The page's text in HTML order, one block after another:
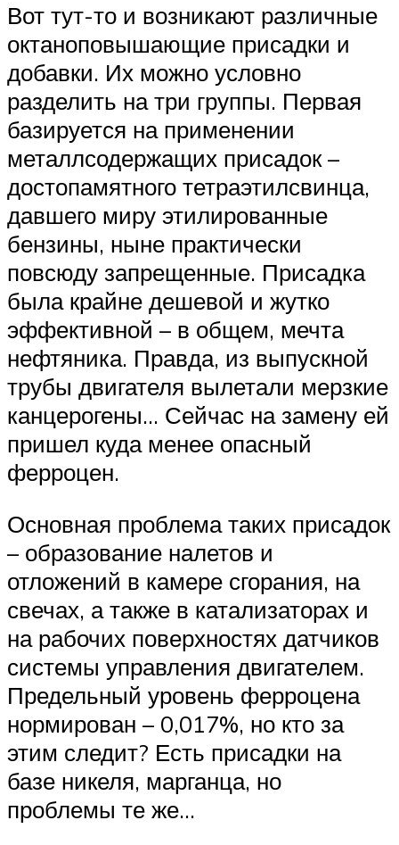
Вот тут-то и возникают различные
октаноповышающие присадки и
добавки. Их можно условно
разделить на три группы. Первая
базируется на применении
металлсодержащих присадок –
достопамятного тетраэтилсвинца,
давшего миру этилированные
бензины, ныне практически
повсюду запрещенные. Присадка
была крайне дешевой и жутко
эффективной – в общем, мечта
нефтяника. Правда, из выпускной
трубы двигателя вылетали мерзкие
канцерогены… Сейчас на замену ей
пришел куда менее опасный
ферроцен.
Основная проблема таких присадок
– образование налетов и
отложений в камере сгорания, на
свечах, а также в катализаторах и
на рабочих поверхностях датчиков
системы управления двигателем.
Предельный уровень ферроцена
нормирован – 0,017%, но кто за
этим следит? Есть присадки на
базе никеля, марганца, но
проблемы те же…